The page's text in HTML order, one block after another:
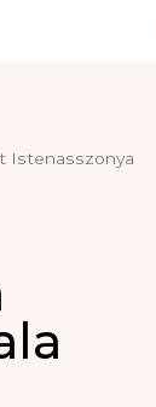
Istenasszonya